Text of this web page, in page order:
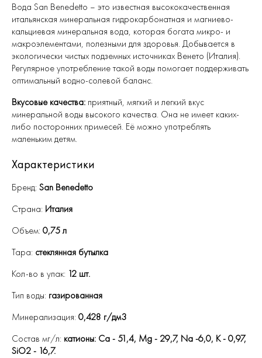
Вода San Benedetto – это известная высококачественная
итальянская минеральная гидрокарбонатная и магниево-
кальциевая минеральная вода, которая богата микро- и
макроэлементами, полезными для здоровья. Добывается в
экологически чистых подземных источниках Венето (Италия).
Регулярное употребление такой воды помогает поддерживать
оптимальный водно-солевой баланс.
Вкусовые качества: приятный, мягкий и легкий вкус
минеральной воды высокого качества. Она не имеет каких-
либо посторонних примесей. Её можно употреблять
маленьким детям.
Характеристики
Бренд: San Benedetto
Страна: Италия
Объем: 0,75 л
Тара: стеклянная бутылка
Кол-во в упак: 12 шт.
Тип воды: газированная
Минерализация: 0,428 г/дм3
Состав мг/л: катионы: Ca - 51,4, Mg - 29,7, Na -6,0, K - 0,97,
SiO2 - 16,7.